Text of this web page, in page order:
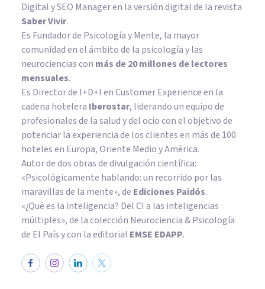
Digital y SEO Manager en la versión digital de la revista
Saber Vivir.
Es Fundador de Psicología y Mente, la mayor
comunidad en el ámbito de la psicología y las
neurociencias con más de 20 millones de lectores
mensuales.
Es Director de I+D+I en Customer Experience en la
cadena hotelera Iberostar, liderando un equipo de
profesionales de la salud y del ocio con el objetivo de
potenciar la experiencia de los clientes en más de 100
hoteles en Europa, Oriente Medio y América.
Autor de dos obras de divulgación científica:
«Psicológicamente hablando: un recorrido por las
maravillas de la mente», de Ediciones Paidós.
«¿Qué es la inteligencia? Del CI a las inteligencias
múltiples», de la colección Neurociencia & Psicología
de El País y con la editorial EMSE EDAPP.